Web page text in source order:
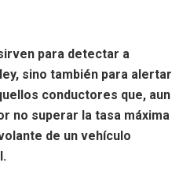
para detectar a
sino también para alertar
conductores que, aun
no superar la tasa máxima
de un vehículo